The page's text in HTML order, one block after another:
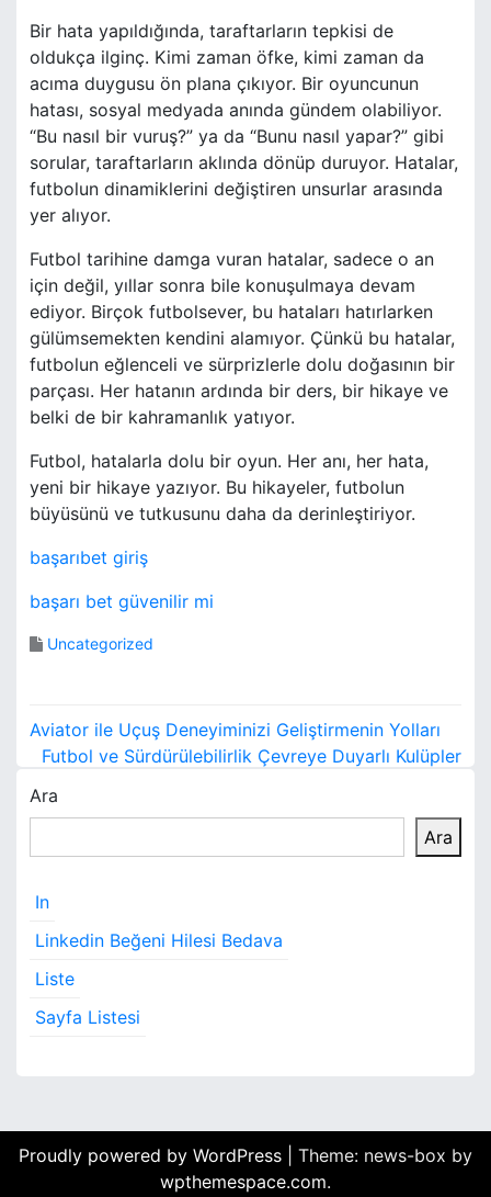
Bir hata yapıldığında, taraftarların tepkisi de
oldukça ilginç. Kimi zaman öfke, kimi zaman da
acıma duygusu ön plana çıkıyor. Bir oyuncunun
hatası, sosyal medyada anında gündem olabiliyor.
“Bu nasıl bir vuruş?” ya da “Bunu nasıl yapar?” gibi
sorular, taraftarların aklında dönüp duruyor. Hatalar,
futbolun dinamiklerini değiştiren unsurlar arasında
yer alıyor.
Futbol tarihine damga vuran hatalar, sadece o an
için değil, yıllar sonra bile konuşulmaya devam
ediyor. Birçok futbolsever, bu hataları hatırlarken
gülümsemekten kendini alamıyor. Çünkü bu hatalar,
futbolun eğlenceli ve sürprizlerle dolu doğasının bir
parçası. Her hatanın ardında bir ders, bir hikaye ve
belki de bir kahramanlık yatıyor.
Futbol, hatalarla dolu bir oyun. Her anı, her hata,
yeni bir hikaye yazıyor. Bu hikayeler, futbolun
büyüsünü ve tutkusunu daha da derinleştiriyor.
başarıbet giriş
başarı bet güvenilir mi
Uncategorized
Y
a
z
ı
g
e
z
i
e
Aviator ile Uçuş Deneyiminizi Geliştirmenin Yolları
Futbol ve Sürdürülebilirlik Çevreye Duyarlı Kulüpler
Ara
Ara
In
Linkedin Beğeni Hilesi Bedava
Liste
Sayfa Listesi
Proudly powered by WordPress
Theme: news-box by
wpthemespace.com.